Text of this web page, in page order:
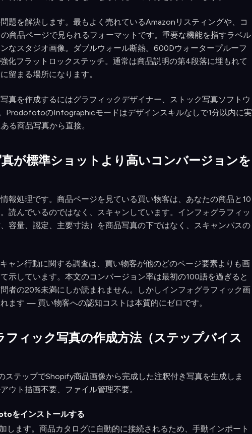
題を解決します。最もよく売れているAmazonリスティングや、コ
商品ページで見られるフォーマットです。重要な機能を指すラベル
なスタジオ画像。ダブルウォール断熱。600Dウォータープルーフ
化フラットロックステッチ。通常は商品説明の第4段落に埋もれて
留まる場所になります。
真を作成するにはグラフィックデザイナー、ストック写真ソフトウ
ProdofotoのInfographicモードはデザインスキルなしで1分以内に実
る商品写真から直接。
が標準ショットより高いコンバージョンを
報処理です。商品ページを見ている買い物客は、あなたの商品と10
読んでいるのではなく、スキャンしています。インフォグラフィッ
容量、認定、主要寸法）を商品写真の下ではなく、スキャンパスの
ャン行動に関する調査は、買い物客が他のどのページ要素よりも画
示しています。本文のコンバージョン率は最初の100語を過ぎると
者の20%未満にしか読まれません。しかしインフォグラフィック画
ます — 買い物客への認知コストは本質的にゼロです。
ィック写真の作成方法（ステップバイス
テップでShopify商品画像から完成した注釈付き写真を生成しま
ウト描画不要、ファイル管理不要。
をインストールする
ます。商品カタログに自動的に接続されるため、手動インポート